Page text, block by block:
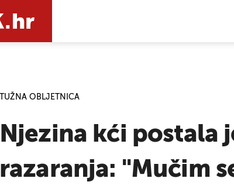
TUŽNA OBLJETNICA
Njezina kći postala
razaranja: "Mučim